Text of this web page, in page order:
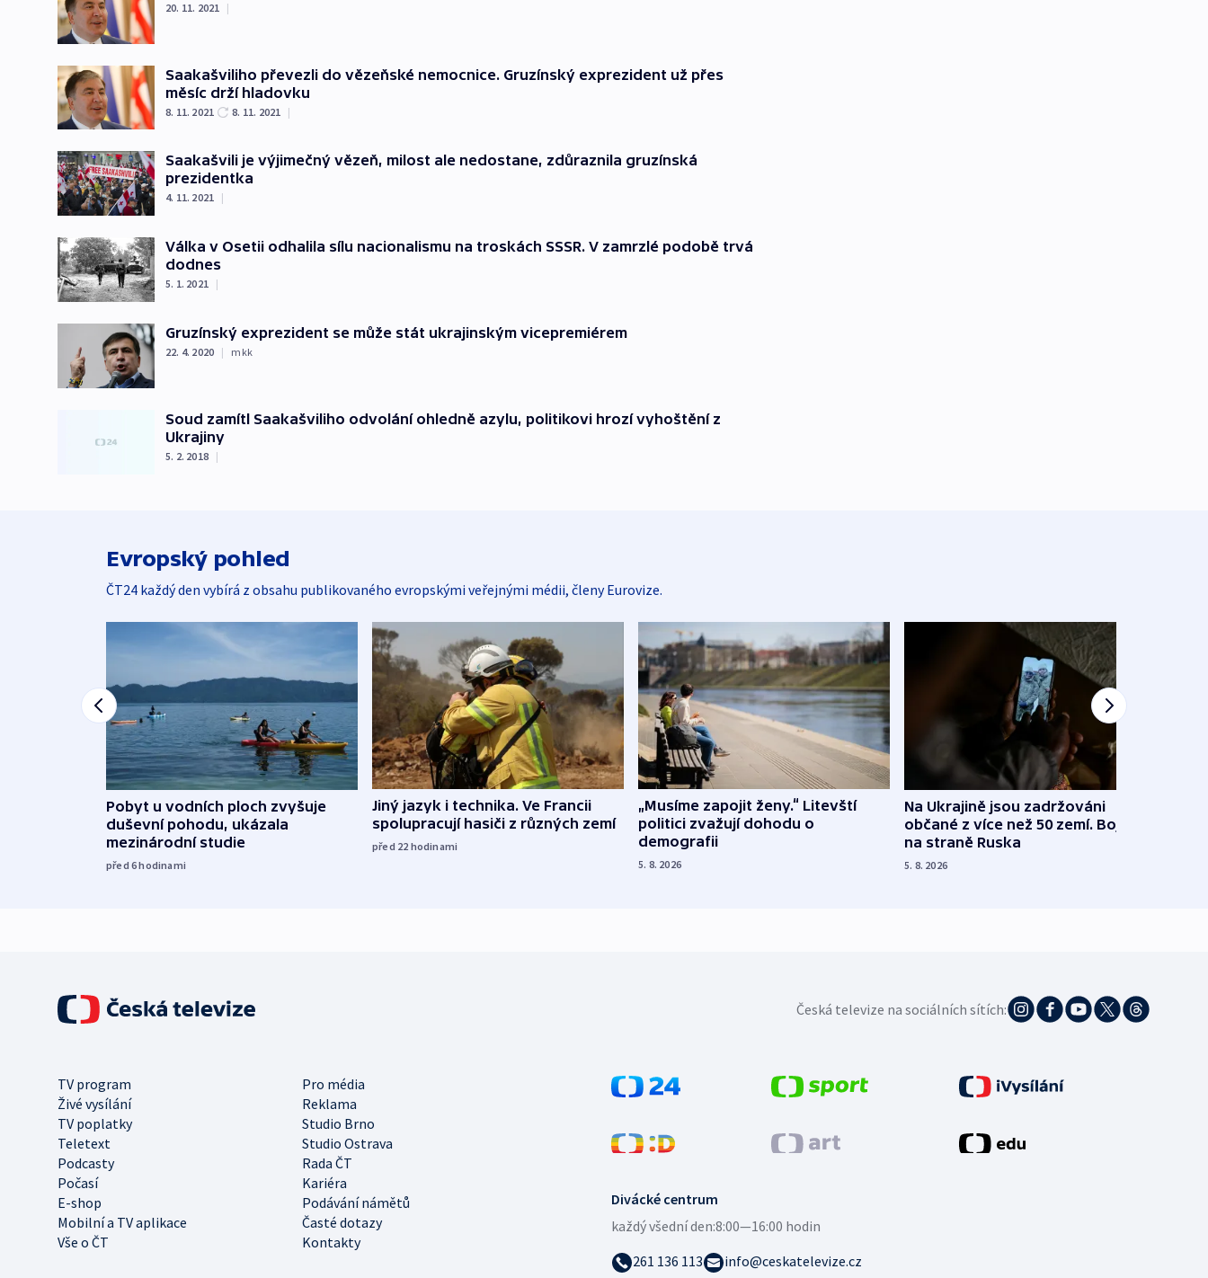
20. 11. 2021 |
Saakašviliho převezli do vězeňské nemocnice. Gruzínský exprezident už přes
měsíc drží hladovku
8. 11. 2021 8. 11. 2021 |
Saakašvili je výjimečný vězeň, milost ale nedostane, zdůraznila gruzínská
prezidentka
4. 11. 2021 |
Válka v Osetii odhalila sílu nacionalismu na troskách SSSR. V zamrzlé podobě trvá
dodnes
5. 1. 2021 |
Gruzínský exprezident se může stát ukrajinským vicepremiérem
22. 4. 2020 | mkk
Soud zamítl Saakašviliho odvolání ohledně azylu, politikovi hrozí vyhoštění z
Ukrajiny
5. 2. 2018 |
Evropský pohled
ČT24 každý den vybírá z obsahu publikovaného evropskými veřejnými médii, členy Eurovize.
Pobyt u vodních ploch zvyšuje
duševní pohodu, ukázala
mezinárodní studie
před 6hodinami
Jiný jazyk i technika. Ve Francii
spolupracují hasiči z různých zemí
před 22 hodinami
„Musíme zapojit ženy.“ Litevští
politici zvažují dohodu o
demografii
5. 8. 2026
Na Ukrajině jsou zadržováni
občané z více než 50 zemí. Bojovali
na straně Ruska
5. 8. 2026
Česká televize na sociálních sítích:
TV program
Pro média
Živé vysílání
Reklama
TV poplatky
Studio Brno
Teletext
Studio Ostrava
Podcasty
Rada ČT
Počasí
Kariéra
E-shop
Podávání námětů
Mobilní a TV aplikace
Časté dotazy
Vše o ČT
Kontakty
Divácké centrum
každý všední den:8:00—16:00 hodin
261 136 113
info@ceskatelevize.cz